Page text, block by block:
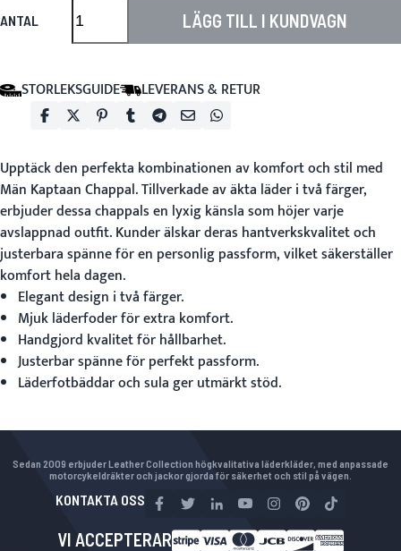
ANTAL LÄGG TILL I KUNDVAGN
STORLEKSGUIDE LEVERANS & RETUR
Upptäck den perfekta kombinationen av komfort och stil med
Män Kaptaan Chappal. Tillverkade av äkta läder i två färger,
erbjuder dessa chappals en lyxig känsla som höjer varje
avslappnad outfit. Kunder älskar deras hantverkskvalitet och
justerbara spänne för en personlig passform, vilket säkerställer
komfort hela dagen.
Elegant design i två färger.
Mjuk läderfoder för extra komfort.
Handgjord kvalitet för hållbarhet.
Justerbar spänne för perfekt passform.
Läderfotbäddar och sula ger utmärkt stöd.
Sedan 2009 erbjuder Leather Collection högkvalitativa läderkläder, med anpassade
motorcykeldräkter och jackor gjorda för säkerhet och stil på vägen.
KONTAKTA OSS
VI ACCEPTERAR